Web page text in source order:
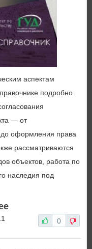
аспектам
подробно
— от
до оформления права
рассматриваются
объектов, работа по
наследия под
0